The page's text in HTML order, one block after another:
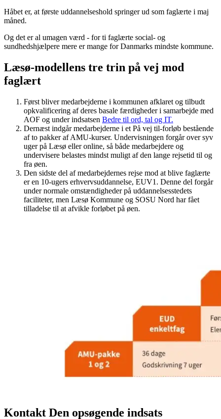
Håbet er, at første uddannelseshold springer ud som faglærte i maj
måned.
Og det er al umagen værd - for ti faglærte social- og
sundhedshjælpere mere er mange for Danmarks mindste kommune.
Læsø-modellens tre trin på vej mod
faglært
Først bliver medarbejderne i kommunen afklaret og tilbudt
opkvalificering af deres basale færdigheder i samarbejde med
AOF og under indsatsen Bedre til ord, tal og IT.
Dernæst indgår medarbejderne i et På vej til-forløb bestående
af to pakker af AMU-kurser. Undervisningen forgår over syv
uger på Læsø eller online, så både medarbejdere og
undervisere belastes mindst muligt af den lange rejsetid til og
fra øen.
Den sidste del af medarbejdernes rejse mod at blive faglærte
er en 10-ugers erhvervsuddannelse, EUV1. Denne del forgår
under normale omstændigheder på uddannelsesstedets
faciliteter, men Læsø Kommune og SOSU Nord har fået
tilladelse til at afvikle forløbet på øen.
Kontakt Den opsøgende indsats